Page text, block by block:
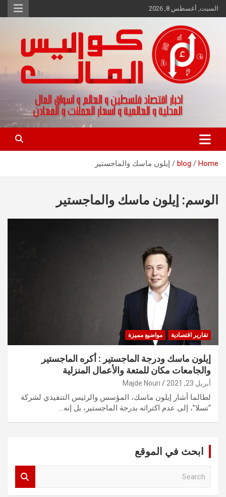
Skip
to
السبت, أغسطس 8, 2026
كواليس المال
اخبار اقتصاد فلسطين و العالم و تقارير اسواق المال و العملات
Home
blog إيلون ماسك والماجستير
الوسم: إيلون ماسك والماجستير
تقارير اقتصادية مواضيع مميزة
إيلون ماسك ودرجة الماجستير : أكره الماجستير
والجامعات مكان للمتعة والأعمال المنزلية
أبريل 23, 2021 Majde Nouri
لطالما أشار إيلون ماسك، المؤسس والرئيس التنفيذي لشركة
“تسلا”، إلى عدم اكتراثه بدرجة الماجستير، بل إنه…
ابحث في الموقع